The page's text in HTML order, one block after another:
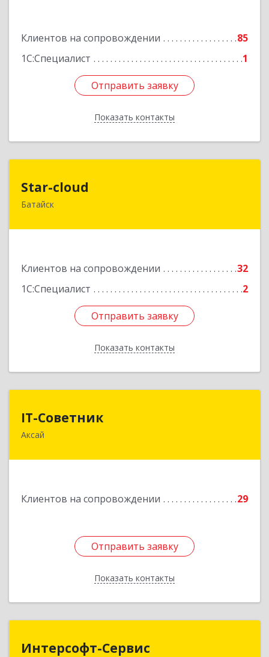
Клиентов на сопровождении
85
1С:Специалист
1
Отправить заявку
Показать контакты
Отправить заявку
Назад
Star-cloud
Батайск
Клиентов на сопровождении
32
1С:Специалист
2
Отправить заявку
Показать контакты
346880, Ростовская обл, Батайск г, Фермерская
Отправить заявку
Назад
IT-Советник
Аксай
Клиентов на сопровождении 29
Отправить заявку
Показать контакты
346720, Ростовская обл, Аксайский р-н, Аксай г,
Отправить заявку
Назад
Интерсофт-Сервис